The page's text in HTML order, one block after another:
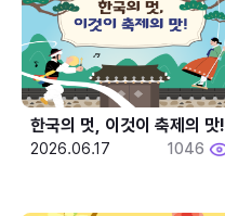
한국의 멋, 이것이 축제의 맛!
2026.06.17 1046